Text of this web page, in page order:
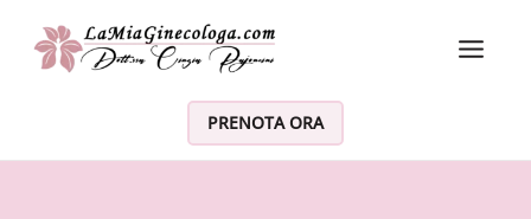
Vai al contenuto
PRENOTA ORA